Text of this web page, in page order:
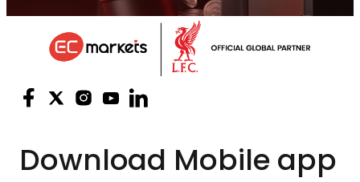
Download Mobile app